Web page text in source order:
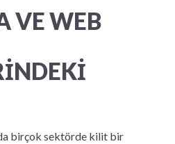
VE WEB
birçok sektörde kilit bir